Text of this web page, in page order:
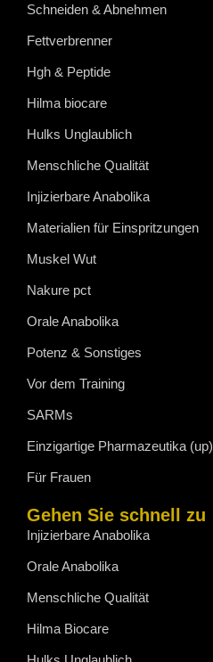
Schneiden & Abnehmen
Fettverbrenner
Hgh & Peptide
Hilma biocare
Hulks Unglaublich
Menschliche Qualität
Injizierbare Anabolika
Materialien für Einspritzungen
Muskel Wut
Nakure pct
Orale Anabolika
Potenz & Sonstiges
Vor dem Training
SARMs
Einzigartige Pharmazeutika (up)
Für Frauen
Gehen Sie schnell zu
Injizierbare Anabolika
Orale Anabolika
Menschliche Qualität
Hilma Biocare